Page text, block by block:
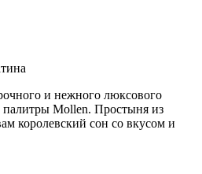
и нежного люксового
Mollen. Простыня из
королевский сон со вкусом и